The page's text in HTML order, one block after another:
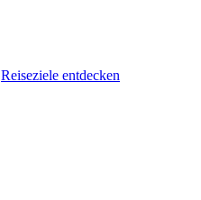
Reiseziele entdecken